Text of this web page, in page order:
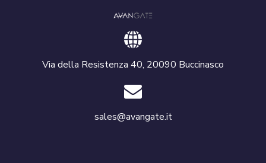
Via della Resistenza 40, 20090 Buccinasco
sales@avangate.it